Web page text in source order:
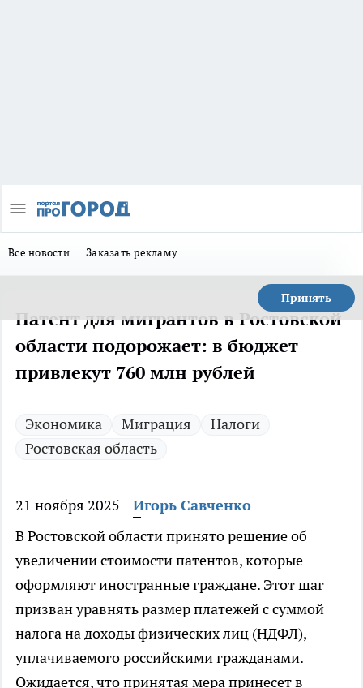
Все новости Заказать рекламу
Принять
Патент для мигрантов в Ростовской
области подорожает: в бюджет
привлекут 760 млн рублей
Экономика Миграция
Налоги
Ростовская область
21 ноября 2025
Игорь Савченко
В Ростовской области принято решение об
увеличении стоимости патентов, которые
оформляют иностранные граждане. Этот шаг
призван уравнять размер платежей с суммой
налога на доходы физических лиц (НДФЛ),
уплачиваемого российскими гражданами.
Ожидается, что принятая мера принесет в